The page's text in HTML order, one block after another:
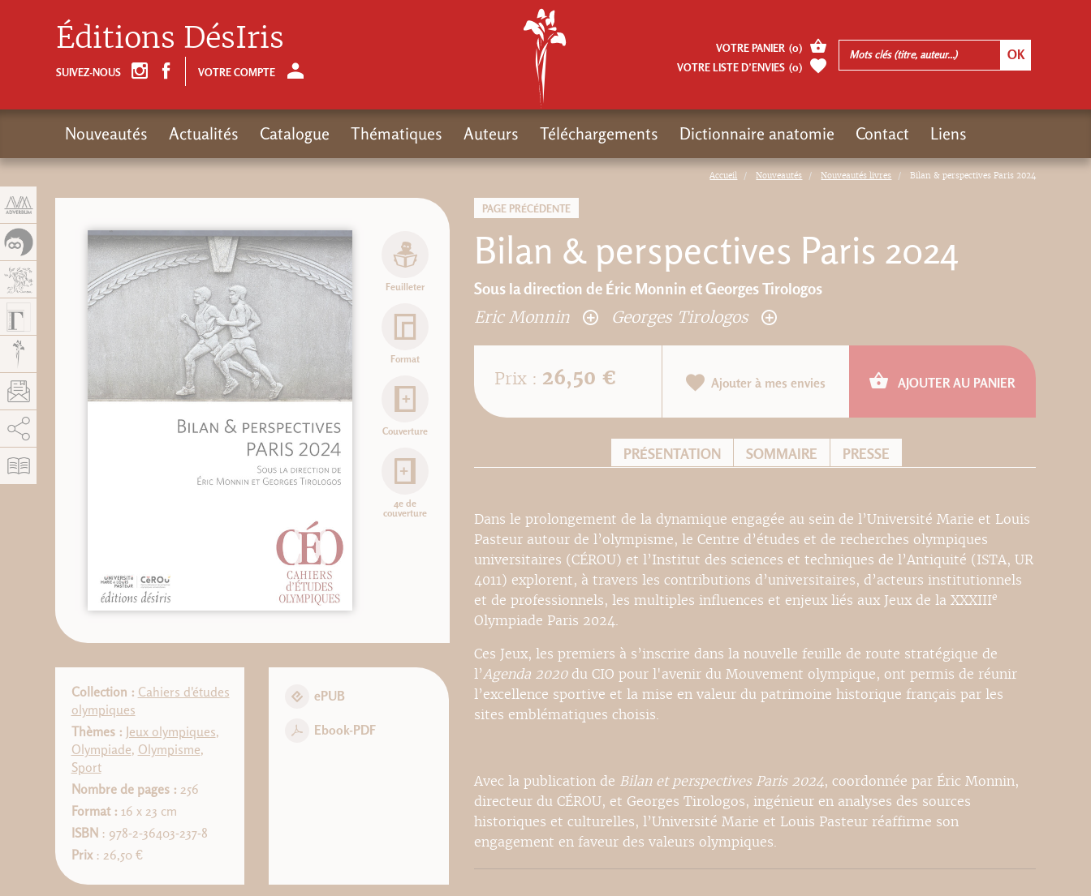
Accueil Nouveautés Nouveautés livres Bilan & perspectives Paris 2024
PAGE PRÉCÉDENTE
Bilan & perspectives Paris 2024
Sous la direction de Éric Monnin et Georges Tirologos
Eric Monnin Georges Tirologos
Feuilleter
Format
Couverture
4e de
couverture
Collection : Cahiers d'études
olympiques
Thèmes : Jeux olympiques,
Olympiade, Olympisme,
Sport
Nombre de pages : 256
Format : 16 x 23 cm
ISBN : 978-2-36403-237-8
Prix: 26,50 €
ePUB
Ebook-PDF
Prix : 26,50 € Ajouter à mes envies AJOUTER AU PANIER
PRÉSENTATION SOMMAIRE PRESSE
Dans le prolongement de la dynamique engagée au sein de l’Université Marie et Louis
Pasteur autour de l’olympisme, le Centre d’études et de recherches olympiques
universitaires (CÉROU) et l’Institut des sciences et techniques de l’Antiquité (ISTA, UR
4011) explorent, à travers les contributions d’universitaires, d’acteurs institutionnels
et de professionnels, les multiples influences et enjeux liés aux Jeux de la XXXIIIe
Olympiade Paris 2024.
Ces Jeux, les premiers à s’inscrire dans la nouvelle feuille de route stratégique de
l’Agenda 2020du CIO pour l'avenir du Mouvement olympique, ont permis de réunir
l’excellence sportive et la mise en valeur du patrimoine historique français par les
sites emblématiques choisis.
Avec la publication de Bilan et perspectives Paris 2024, coordonnée par Éric Monnin,
directeur du CÉROU, et Georges Tirologos, ingénieur en analyses des sources
historiques et culturelles, l’Université Marie et Louis Pasteur réaffirme son
engagement en faveur des valeurs olympiques.
Éditions DésIris
SUIVEZ-NOUS VOTRE COMPTE
VOTRE PANIER (0)
VOTRE LISTE D’ENVIES (0)
Nouveautés Actualités Catalogue Thématiques Auteurs Téléchargements Dictionnaire anatomie Contact Liens
Autoriser